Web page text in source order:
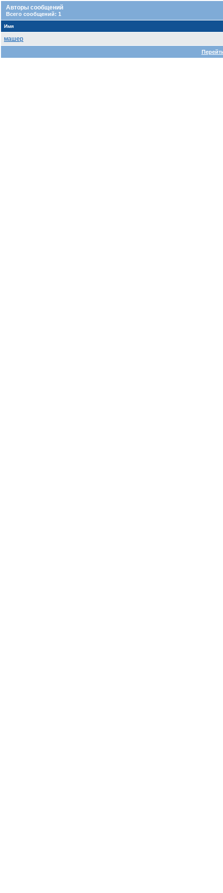
Авторы сообщений
Всего сообщений: 1
Имя
машер